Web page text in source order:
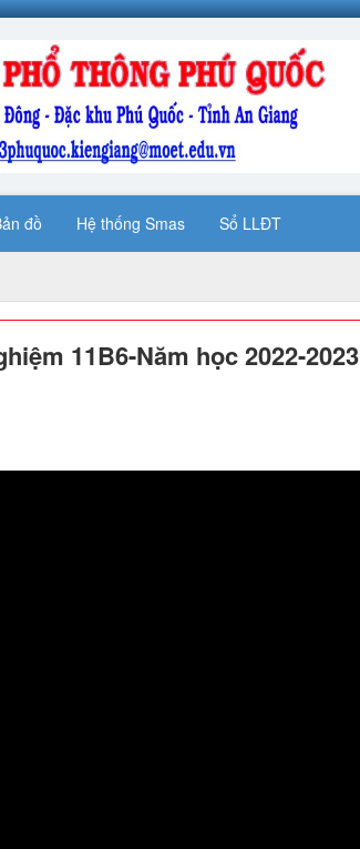
đồ Hệ thống Smas Sổ LLĐT
11B6-Năm học 2022-2023